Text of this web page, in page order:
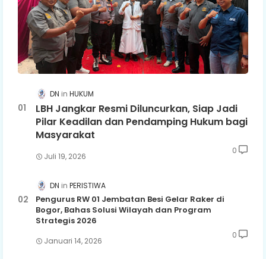
DN HUKUM
LBH Jangkar Resmi Diluncurkan, Siap Jadi
Pilar Keadilan dan Pendamping Hukum bagi
Masyarakat
Juli 19, 2026
0
DN PERISTIWA
Pengurus RW 01 Jembatan Besi Gelar Raker di
Bogor, Bahas Solusi Wilayah dan Program
Strategis 2026
Januari 14, 2026
0